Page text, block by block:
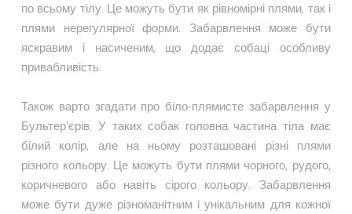
по всьому тілу. Це можуть бути як рівномірні плями, так і
плями нерегулярної форми. Забарвлення може бути
яскравим і насиченим, що додає собаці особливу
привабливість.
Також варто згадати про біло-плямисте забарвлення у
Бультер'єрів. У таких собак головна частина тіла має
білий колір, але на ньому розташовані різні плями
різного кольору. Це можуть бути плями чорного, рудого,
коричневого або навіть сірого кольору. Забарвлення
може бути дуже різноманітним і унікальним для кожної